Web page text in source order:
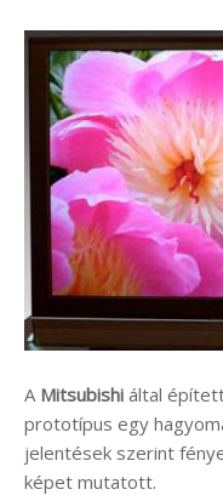
A Mitsubishi által
prototípus egy
jelentések szerint
képet mutatott.